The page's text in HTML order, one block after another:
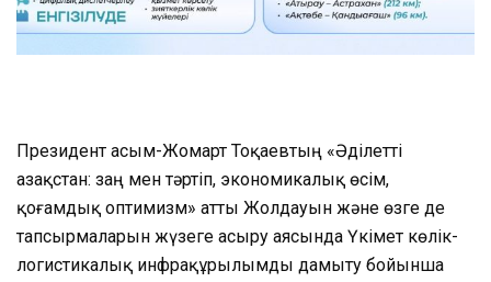
Президент Қасым-Жомарт Тоқаевтың «Әділетті
Қазақстан: заң мен тәртіп, экономикалық өсім,
қоғамдық оптимизм» атты Жолдауын және өзге де
тапсырмаларын жүзеге асыру аясында Үкімет көлік-
логистикалық инфрақұрылымды дамыту бойынша